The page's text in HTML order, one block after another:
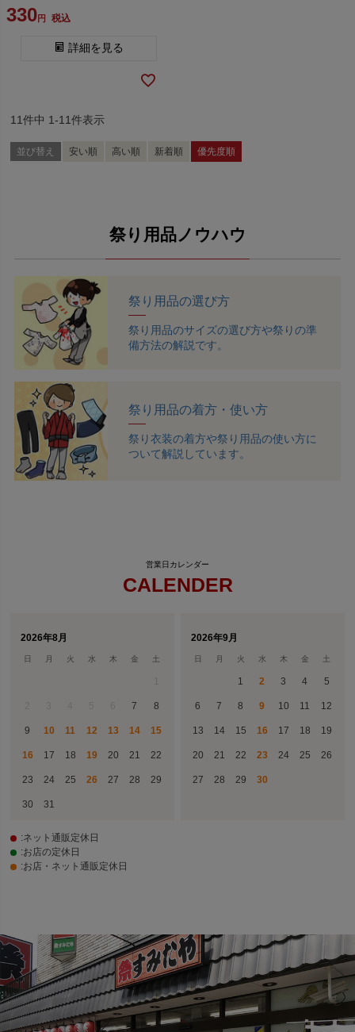
330 税込
詳細を見る
並び替え 安い順 高い順 新着順 優先度順
11件中 1-11件表示
祭り用品ノウハウ
祭り用品の選び方
祭り用品のサイズの選び方や祭りの準
備方法の解説です。
祭り用品の着方・使い方
祭り衣装の着方や祭り用品の使い方に
ついて解説しています。
CALENDER
2026年8月
日 月 火 水 木 金 土
7 8
9 10 11 12 13 14 15
16 17 18 19 20 21 22
23 24 25 26 27 28 29
30 31
2026年9月
日 月 火 水 木 金 土
1 2 3 4 5
6 7 8 9 10 11 12
13 14 15 16 17 18 19
20 21 22 23 24 25 26
27 28 29 30
:ネット通販定休日
:お店の定休日
:お店・ネット通販定休日